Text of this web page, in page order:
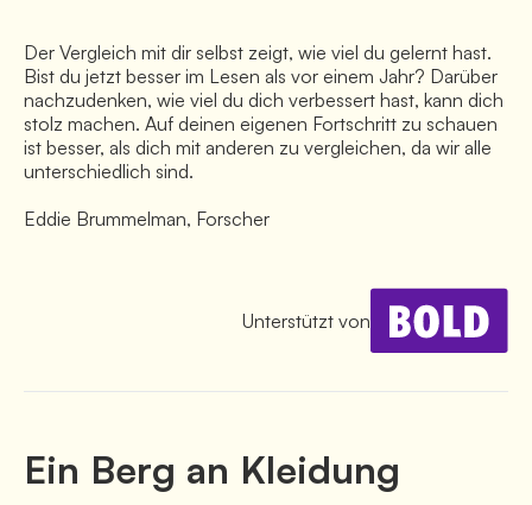
Der Vergleich mit dir selbst zeigt, wie viel du gelernt hast.
Bist du jetzt besser im Lesen als vor einem Jahr? Darüber
nachzudenken, wie viel du dich verbessert hast, kann dich
stolz machen. Auf deinen eigenen Fortschritt zu schauen
ist besser, als dich mit anderen zu vergleichen, da wir alle
unterschiedlich sind.
Eddie Brummelman, Forscher
Unterstützt von
Ein Berg an Kleidung